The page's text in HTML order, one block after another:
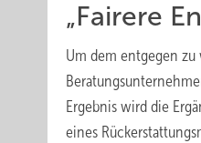
„Fairere
Um dem entgegen zu
Ergebnis wird die
eines